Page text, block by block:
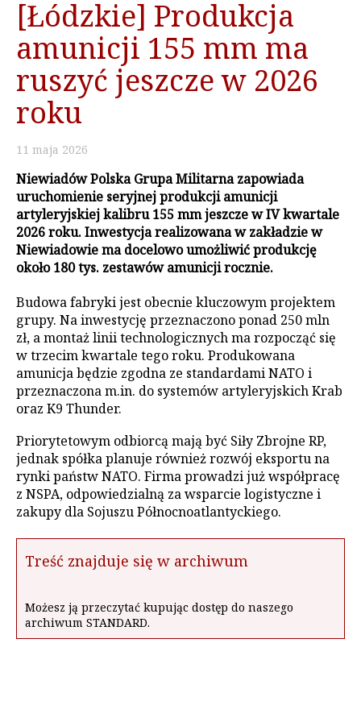
[Łódzkie] Produkcja
amunicji 155 mm ma
ruszyć jeszcze w 2026
roku
11 maja 2026
Niewiadów Polska Grupa Militarna zapowiada
uruchomienie seryjnej produkcji amunicji
artyleryjskiej kalibru 155 mm jeszcze w IV kwartale
2026 roku. Inwestycja realizowana w zakładzie w
Niewiadowie ma docelowo umożliwić produkcję
około 180 tys. zestawów amunicji rocznie.
Budowa fabryki jest obecnie kluczowym projektem
grupy. Na inwestycję przeznaczono ponad 250 mln
zł, a montaż linii technologicznych ma rozpocząć się
w trzecim kwartale tego roku. Produkowana
amunicja będzie zgodna ze standardami NATO i
przeznaczona m.in. do systemów artyleryjskich Krab
oraz K9 Thunder.
Priorytetowym odbiorcą mają być Siły Zbrojne RP,
jednak spółka planuje również rozwój eksportu na
rynki państw NATO. Firma prowadzi już współpracę
z NSPA, odpowiedzialną za wsparcie logistyczne i
zakupy dla Sojuszu Północnoatlantyckiego.
Treść znajduje się w archiwum
Możesz ją przeczytać kupując dostęp do naszego
archiwum STANDARD.